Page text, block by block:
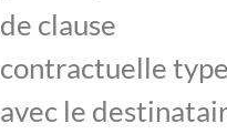
de clause
contractuelle type
avec le